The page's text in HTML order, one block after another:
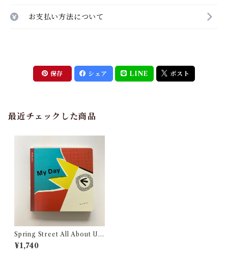
お支払い方法について
保存 シェア LINE ポスト
最近チェックした商品
Spring Street All About Us:
My Day
¥1,740